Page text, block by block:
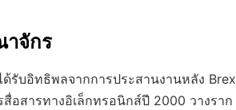
าจักร
รับอิทธิพลจากการประสานงานหลัง Brex
สารทางอิเล็กทรอนิกส์ปี 2000 วางราก